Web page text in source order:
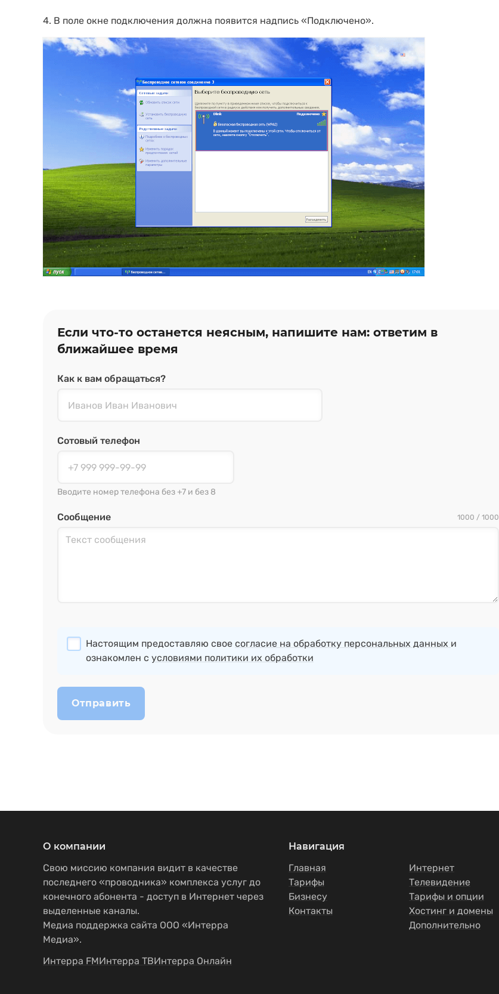
4. В поле окне подключения должна появится надпись «Подключено».
Если что‑то останется неясным, напишите нам: ответим в
ближайшее время
Как к вам обращаться?
Сотовый телефон
Вводите номер телефона без +7 и без 8
Сообщение 1000 / 1000
Настоящим предоставляю свое согласие на обработку персональных данных и
ознакомлен с условиями политики их обработки
Отправить
О компании
Свою миссию компания видит в качестве
последнего «проводника» комплекса услуг до
конечного абонента - доступ в Интернет через
выделенные каналы.
Медиа поддержка сайта ООО «Интерра
Медиа».
Интерра FMИнтерра ТВИнтерра Онлайн
Навигация
Главная
Тарифы
Бизнесу
Контакты
Интернет
Телевидение
Тарифы и опции
Хостинг и домены
Дополнительно